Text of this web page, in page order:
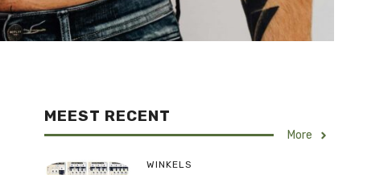
MEEST RECENT
More
WINKELS